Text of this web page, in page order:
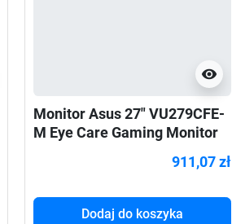
visibility
Monitor Asus 27" VU279CFE-
M Eye Care Gaming Monitor
911,07 zł
Dodaj do koszyka